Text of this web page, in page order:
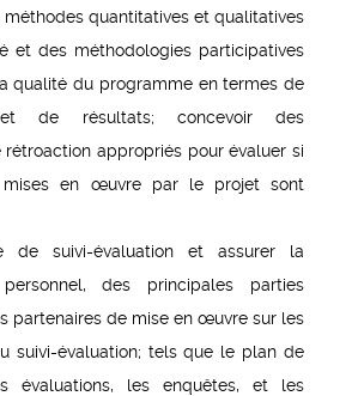
méthodes quantitatives et qualitatives
et des méthodologies participatives
qualité du programme en termes de
et de résultats; concevoir des
rétroaction appropriés pour évaluer si
mises en œuvre par le projet sont
de suivi-évaluation et assurer la
des principales parties
partenaires de mise en œuvre sur les
suivi-évaluation; tels que le plan de
évaluations, les enquêtes, et les